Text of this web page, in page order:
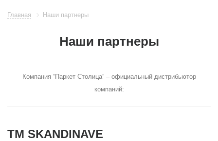
Главная Наши партнеры
Наши партнеры
Компания “Паркет Столица” – официальный дистрибьютор
компаний:
TM SKANDINAVE